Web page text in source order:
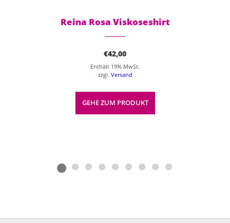
Reina Rosa Viskoseshirt
€42,00
Enthält 19% MwSt.
zzgl. Versand
GEHE ZUM PRODUKT